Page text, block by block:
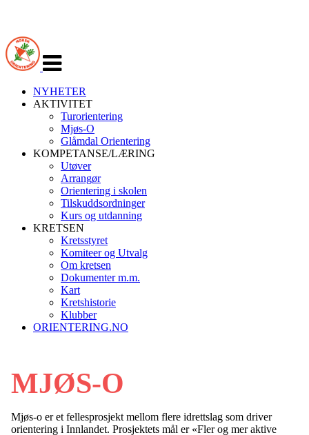
navigasjon
NYHETER
AKTIVITET
Turorientering
Mjøs-O
Glåmdal Orientering
KOMPETANSE/LÆRING
Utøver
Arrangør
Orientering i skolen
Tilskuddsordninger
Kurs og utdanning
KRETSEN
Kretsstyret
Komiteer og Utvalg
Om kretsen
Dokumenter m.m.
Kart
Kretshistorie
Klubber
ORIENTERING.NO
MJØS-O
Mjøs-o er et fellesprosjekt mellom flere idrettslag som driver
orientering i Innlandet. Prosjektets mål er «Fler og mer aktive